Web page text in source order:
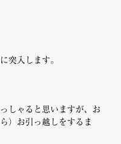
突入します。
しゃると思いますが、お
）お引っ越しをするま